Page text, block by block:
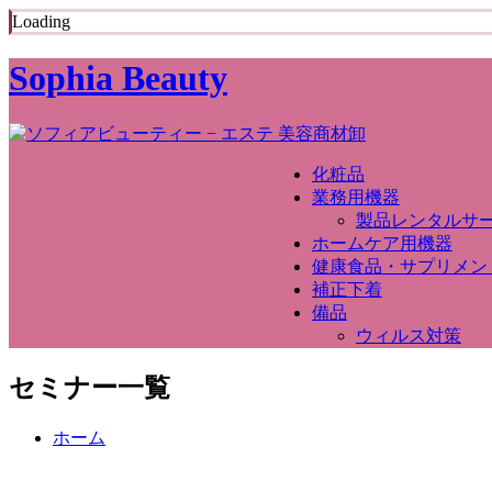
Loading
Sophia Beauty
化粧品
業務用機器
製品レンタルサ
ホームケア用機器
健康食品・サプリメン
補正下着
備品
ウィルス対策
セミナー一覧
ホーム